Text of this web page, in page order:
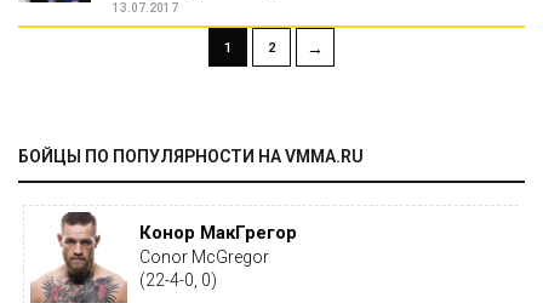
13.07.2017
1 2 →
БОЙЦЫ ПО ПОПУЛЯРНОСТИ НА VMMA.RU
Конор МакГрегор
Conor McGregor
(22-4-0, 0)